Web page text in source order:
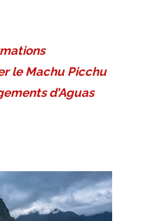
le Machu Picchu
d’Aguas